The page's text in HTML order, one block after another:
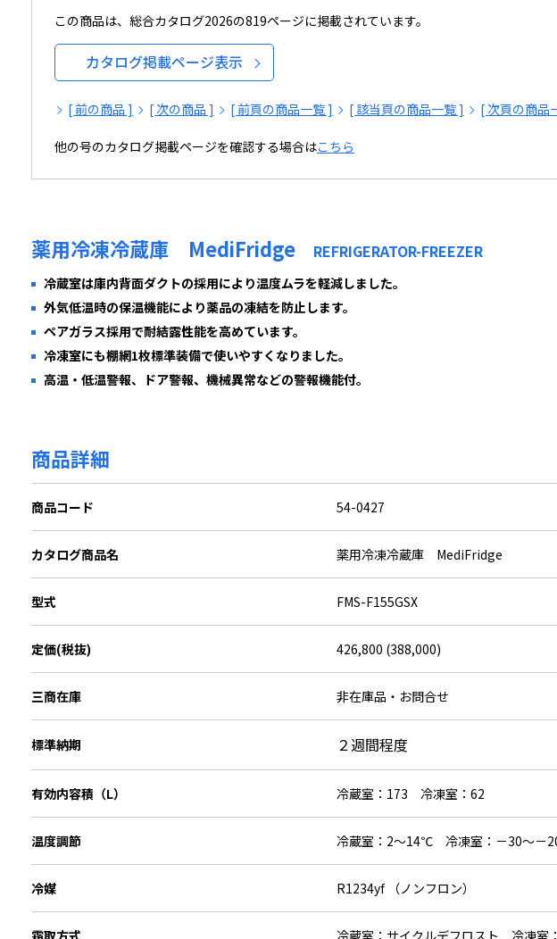
この商品は、総合カタログ2026の819ページに掲載されています。
カタログ掲載ページ表示
[ 前の商品 ] [ 次の商品 ] [ 前頁の商品一覧 ] [ 該当頁の商品一覧 ] [ 次頁の商品
他の号のカタログ掲載ページを確認する場合はこちら
薬用冷凍冷蔵庫 MediFridge REFRIGERATOR-FREEZER
冷蔵室は庫内背面ダクトの採用により温度ムラを軽減しました。
外気低温時の保温機能により薬品の凍結を防止します。
ペアガラス採用で耐結露性能を高めています。
冷凍室にも棚網1枚標準装備で使いやすくなりました。
高温・低温警報、ドア警報、機械異常などの警報機能付。
商品詳細
商品コード 54-0427
カタログ商品名 薬用冷凍冷蔵庫 MediFridge
型式 FMS-F155GSX
定価(税抜) 426,800 (388,000)
三商在庫 非在庫品・お問合せ
標準納期 ２週間程度
有効内容積（L） 冷蔵室：173 冷凍室：62
温度調節 冷蔵室：2～14℃ 冷凍室：－30～－
冷媒 R1234yf （ノンフロン）
霜取方式 冷蔵室：サイクルデフロスト 冷凍室